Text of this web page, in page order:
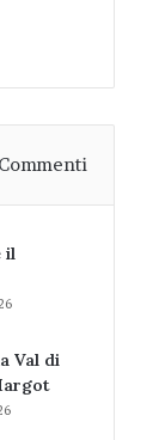
Commenti
il
Val di